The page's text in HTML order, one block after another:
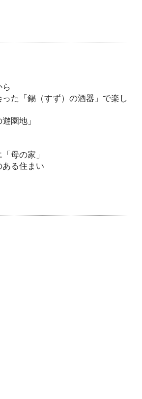
た「錫（すず）の酒器」で楽し
園地」
母の家」
る住まい